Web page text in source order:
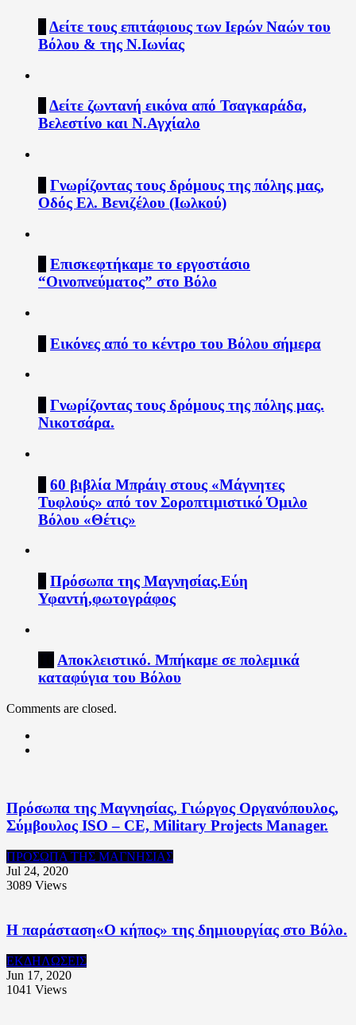
Δείτε τους επιτάφιους των Ιερών Ναών του
Βόλου & της Ν.Ιωνίας
Δείτε ζωντανή εικόνα από Τσαγκαράδα,
Βελεστίνο και Ν.Αγχίαλο
Γνωρίζοντας τους δρόμους της πόλης μας,
Οδός Ελ. Βενιζέλου (Ιωλκού)
Επισκεφτήκαμε το εργοστάσιο
“Οινοπνεύματος” στο Βόλο
Εικόνες από το κέντρο του Βόλου σήμερα
Γνωρίζοντας τους δρόμους της πόλης μας.
Νικοτσάρα.
60 βιβλία Μπράιγ στους «Μάγνητες
Τυφλούς» από τον Σοροπτιμιστικό Όμιλο
Βόλου «Θέτις»
Πρόσωπα της Μαγνησίας.Εύη
Υφαντή,φωτογράφος
Αποκλειστικό. Μπήκαμε σε πολεμικά
καταφύγια του Βόλου
Comments are closed.
Πρόσωπα της Μαγνησίας, Γιώργος Οργανόπουλος,
Σύμβουλος ISO – CE, Military Projects Manager.
ΠΡΟΣΩΠΑ ΤΗΣ ΜΑΓΝΗΣΙΑΣ
Jul 24, 2020
3089 Views
Η παράσταση«Ο κήπος» της δημιουργίας στο Βόλο.
ΕΚΔΗΛΩΣΕΙΣ
Jun 17, 2020
1041 Views